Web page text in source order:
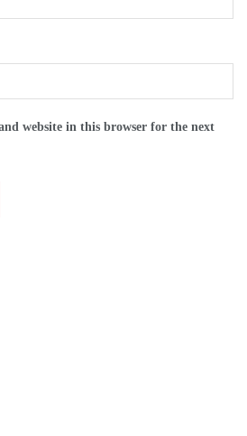
website in this browser for the next